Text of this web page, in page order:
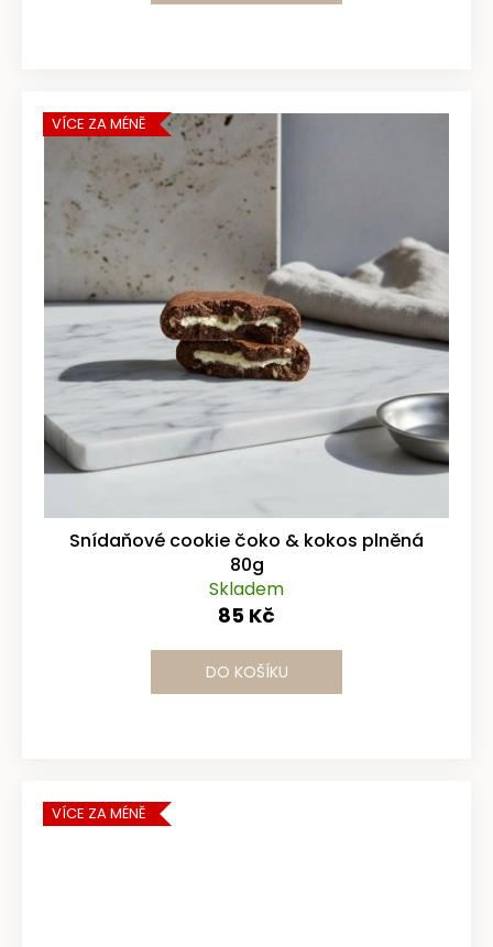
VÍCE ZA MÉNĚ
Snídaňové cookie čoko & kokos plněná
80g
Skladem
85 Kč
DO KOŠÍKU
VÍCE ZA MÉNĚ